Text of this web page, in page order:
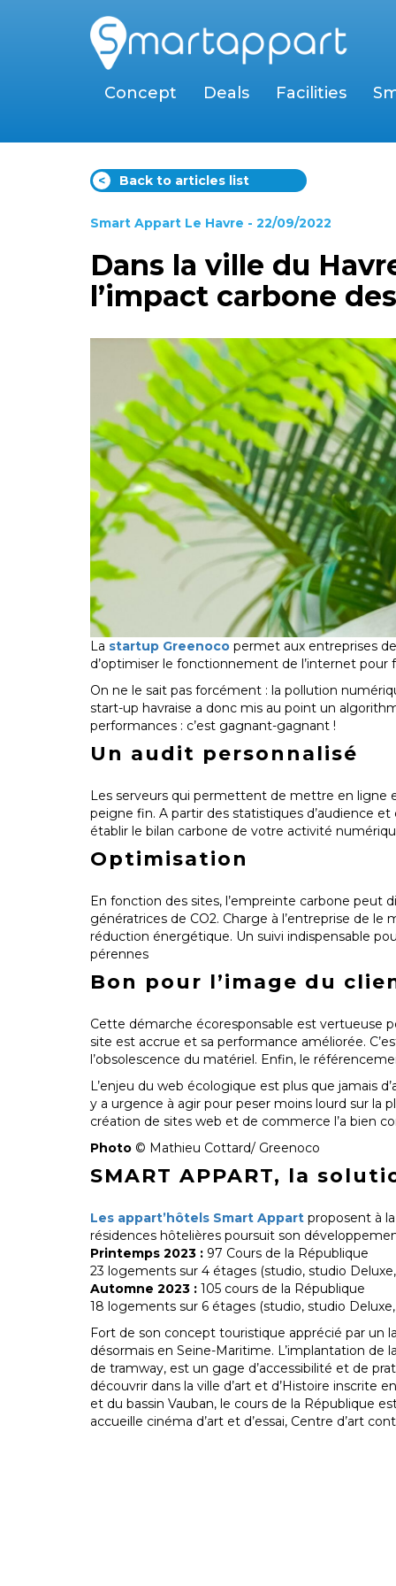
Concept Deals Facilities
< Back to articles list
Smart Appart Le Havre - 22/09/2022
Dans la ville du
l’impact carbone
La startup Greenoco permet aux entreprises
d’optimiser le fonctionnement de l’internet pour
On ne le sait pas forcément : la pollution
start-up havraise a donc mis au point un
performances : c’est gagnant-gagnant !
Un audit personnalisé
Les serveurs qui permettent de mettre en ligne
peigne fin. A partir des statistiques d’audience
établir le bilan carbone de votre activité
Optimisation
En fonction des sites, l’empreinte carbone peut
génératrices de CO2. Charge à l’entreprise de
réduction énergétique. Un suivi indispensable
pérennes
Bon pour l’image du
Cette démarche écoresponsable est vertueuse
site est accrue et sa performance améliorée.
l’obsolescence du matériel. Enfin, le
L’enjeu du web écologique est plus que jamais
y a urgence à agir pour peser moins lourd sur la
création de sites web et de commerce l’a bien
Photo © Mathieu Cottard/ Greenoco
SMART APPART, la
Les appart’hôtels Smart Appart proposent à
résidences hôtelières poursuit son
Printemps 2023 : 97 Cours de la République
23 logements sur 4 étages (studio, studio
Automne 2023 : 105 cours de la République
18 logements sur 6 étages (studio, studio
Fort de son concept touristique apprécié par un
désormais en Seine-Maritime. L’implantation de
de tramway, est un gage d’accessibilité et de
découvrir dans la ville d’art et d’Histoire inscrite
et du bassin Vauban, le cours de la République
accueille cinéma d’art et d’essai, Centre d’art